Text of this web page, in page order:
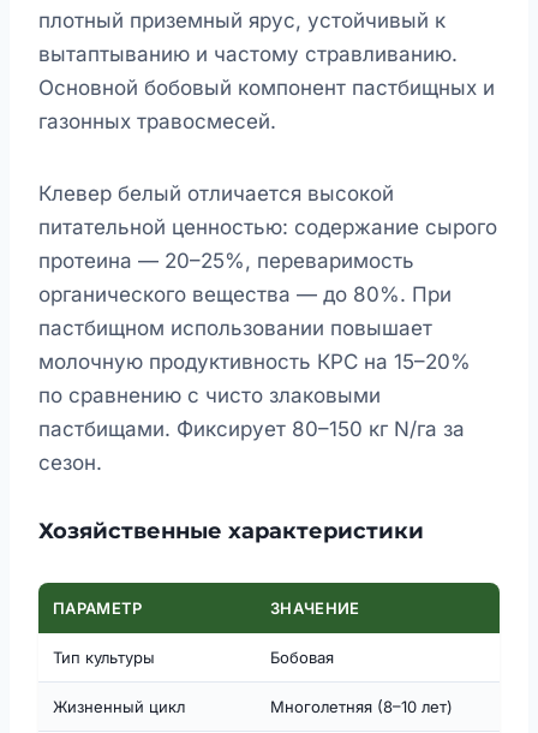
плотный приземный ярус, устойчивый к
вытаптыванию и частому стравливанию.
Основной бобовый компонент пастбищных и
газонных травосмесей.
Клевер белый отличается высокой
питательной ценностью: содержание сырого
протеина — 20–25%, переваримость
органического вещества — до 80%. При
пастбищном использовании повышает
молочную продуктивность КРС на 15–20%
по сравнению с чисто злаковыми
пастбищами. Фиксирует 80–150 кг N/га за
сезон.
Хозяйственные характеристики
ПАРАМЕТР ЗНАЧЕНИЕ
Тип культуры Бобовая
Жизненный цикл Многолетняя (8–10 лет)